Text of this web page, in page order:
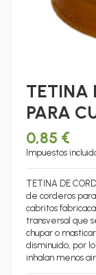
TETINA
PARA
0,85 €
Impuestos
TETINA DE
de corderos para
cabritos
transversal que
chupar o
disminuido, por
inhalan menos